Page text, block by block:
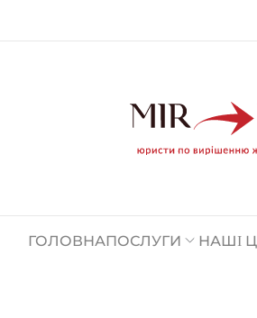
ГОЛОВНАПОСЛУГИ НАШІ